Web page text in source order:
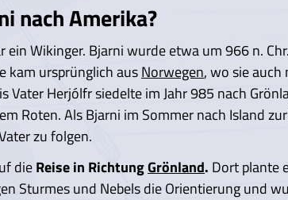
nach Amerika?
ein Wikinger. Bjarni wurde etwa um 966 n.
kam ursprünglich ausNorwegen, wo sie
Vater Herjólfr siedelte im Jahr 985 nach
Roten. Als Bjarni im Sommer nach Island
zu folgen.
dieReise in RichtungGrönland. Dort plante
Sturmes und Nebels die Orientierung und